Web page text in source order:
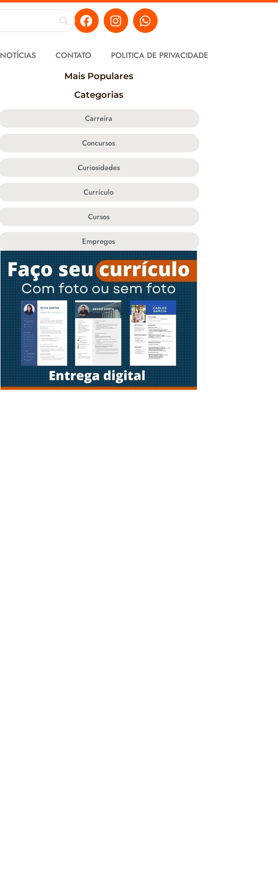
NOTÍCIAS CONTATO POLITICA DE PRIVACIDADE
Mais Populares
Categorias
Carreira
Concursos
Curiosidades
Currículo
Cursos
Empregos